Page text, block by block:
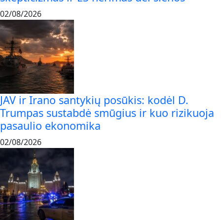
02/08/2026
JAV ir Irano santykių posūkis: kodėl D.
Trumpas sustabdė smūgius ir kuo rizikuoja
pasaulio ekonomika
02/08/2026